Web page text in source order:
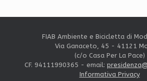
FIAB Ambiente e Bicicletta di
Via Ganaceto, 45 - 41121
(c/o Casa Per La Pace)
CF. 94111990365 - email:
Informativa Privacy